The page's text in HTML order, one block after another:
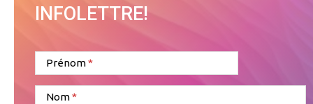
INFOLETTRE!
Prénom
Nom